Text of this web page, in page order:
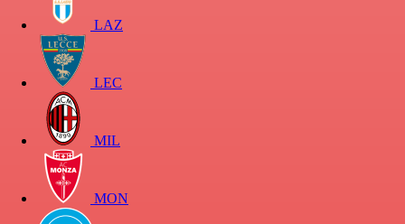
LAZ
LEC
MIL
MON